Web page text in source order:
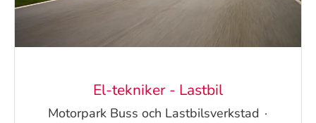
El-tekniker - Lastbil
Motorpark Buss och Lastbilsverkstad ·